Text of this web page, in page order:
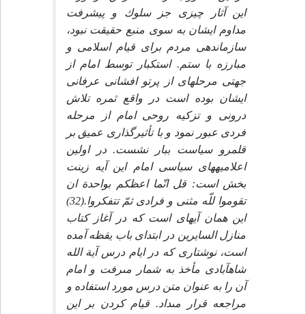
اين آثار چيزى جز سلوك و پيشرفت
مداوم ايشان به سوى منبع حقيقت نبود،
سازماندهى مردم براى قيام اسلامى و
مبارزه با ستم. استكبار توسط امام از
جهتى مرحله‏اى از پرتو افشانى عرفانى
ايشان بوده است در واقع ثمره تلاش
درونى و تزكيه روحى امام از مرحله
فردى عبور نمود و با تأثيرگذارى عميق بر
قلمرو سياست ببار نشست. در اولين
اعلاميه‏هاى سياسى امام اين آيه زينت
بخش است: قل انّما اعظكم بواحدة ان
تقوموا للّه مثنى و فرادى ثمّ تتفكروا.(32)
اين همان آيه‏اى است كه در آغاز كتاب
منازل السايرين در ابتداى باب يقظه آمده
است، نوشتارى كه در ايام درس آية الله
شاه‏آبادى مأخذ به شمار مى‏رفت و امام
آن را به عنوان متن درس مورد استفاده و
مراجعه قرار مى‏داد. قيام كردن بر اين